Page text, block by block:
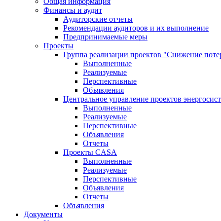
Финансы и аудит
Аудиторские отчеты
Рекомендации аудиторов и их выполнение
Предпринимаемые меры
Проекты
Группа реализации проектов "Снижение
Выполненные
Реализуемые
Перспективные
Объявления
Центральное управление проектов
Выполненные
Реализуемые
Перспективные
Объявления
Отчеты
Проекты CASA
Выполненные
Реализуемые
Перспективные
Объявления
Отчеты
Объявления
Документы